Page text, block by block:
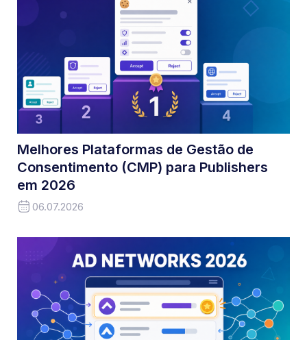
Melhores Plataformas de Gestão de
Consentimento (CMP) para Publishers
em 2026
06.07.2026